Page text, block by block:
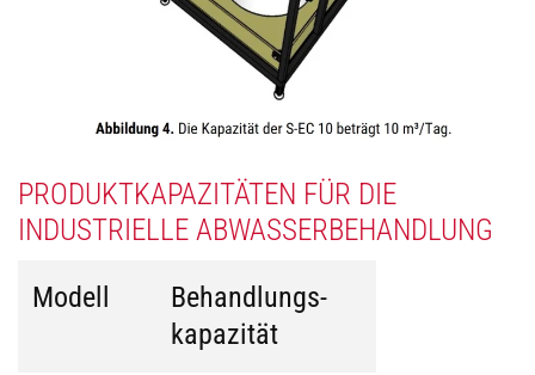
PRODUKTKAPAZITÄTEN FÜR DIE
INDUSTRIELLE ABWASSERBEHANDLUNG
Modell
Behandlungs-
kapazität